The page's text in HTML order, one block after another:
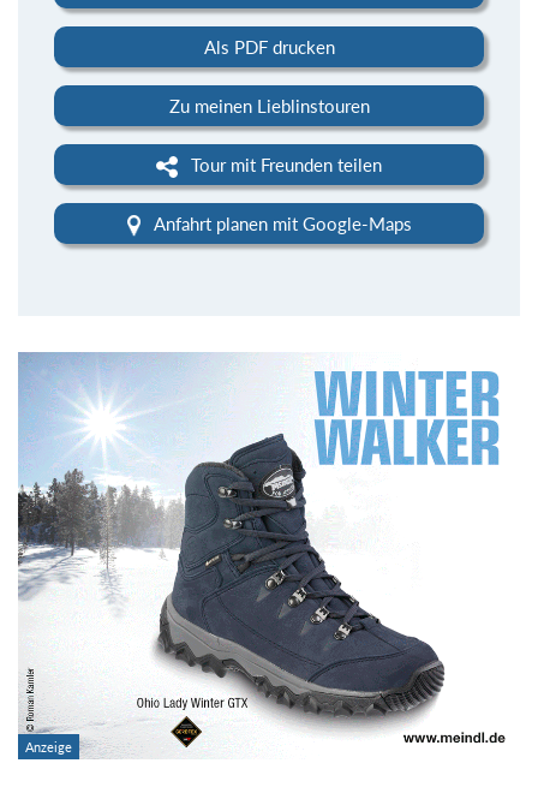
Als PDF drucken
Zu meinen Lieblinstouren
Tour mit Freunden teilen
Anfahrt planen mit Google-Maps